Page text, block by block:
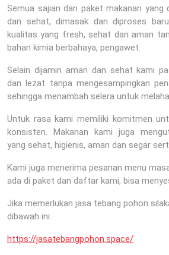
Semua sajian dan paket makanan yang
dan sehat, dimasak dan diproses
kualitas yang fresh, sehat dan aman
bahan kimia berbahaya, pengawet.
Selain dijamin aman dan sehat kami
dan lezat tanpa mengesampingkan
sehingga menambah selera untuk
Untuk rasa kami memiliki komitmen
konsisten. Makanan kami juga
yang sehat, higienis, aman dan segar
Kami juga menerima pesanan menu
ada di paket dan daftar kami, bisa
Jika memerlukan jasa tebang pohon
dibawah ini:
https://jasatebangpohon.space/